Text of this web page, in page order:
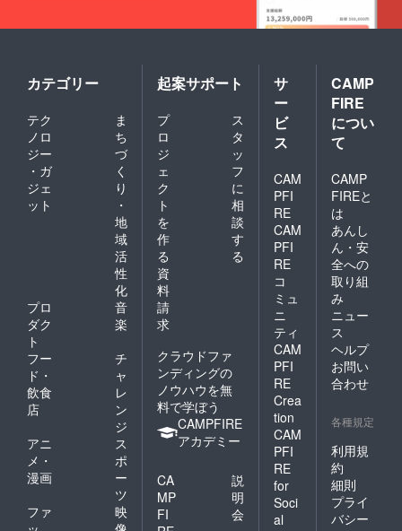
カテゴリー
テク
ノロ
ジー
・ガ
ジェ
ット
ま
ち
づ
く
り
・
地
域
活
性
化
プロ
ダク
ト
音
楽
フー
ド・
飲食
店
チ
ャ
レ
ン
ジ
アニ
メ・
漫画
ス
ポ
ー
ツ
ファ
映
起案サポート
プ
ロ
ジ
ェ
ク
ト
を
作
る
ス
タ
ッ
フ
に
相
談
す
る
資
料
請
求
クラウドファ
ンディングの
ノウハウを無
料で学ぼう
CAMPFIRE
アカデミー
CA
MP
FI
説
明
会
サ
ー
ビ
ス
CAM
PFI
RE
CAM
PFI
RE
コ
ミュ
ニ
ティ
CAM
PFI
RE
Crea
tion
CAM
PFI
RE
for
Soci
al
CAMP
FIRE
につい
て
CAMP
FIREと
は
あんし
ん・安
全への
取り組
み
ニュー
ス
ヘルプ
お問い
合わせ
各種規定
利用規
約
細則
プライ
バシー